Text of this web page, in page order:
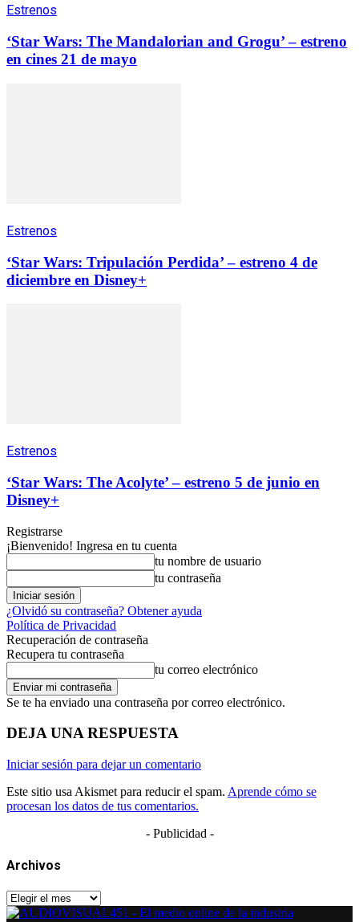
Estrenos
‘Star Wars: The Mandalorian and Grogu’ – estreno
en cines 21 de mayo
Estrenos
‘Star Wars: Tripulación Perdida’ – estreno 4 de
diciembre en Disney+
Estrenos
‘Star Wars: The Acolyte’ – estreno 5 de junio en
Disney+
Registrarse
¡Bienvenido! Ingresa en tu cuenta
tu nombre de usuario
tu contraseña
¿Olvidó su contraseña? Obtener ayuda
Política de Privacidad
Recuperación de contraseña
Recupera tu contraseña
tu correo electrónico
Se te ha enviado una contraseña por correo electrónico.
DEJA UNA RESPUESTA
Iniciar sesión para dejar un comentario
Este sitio usa Akismet para reducir el spam. Aprende cómo se
procesan los datos de tus comentarios.
- Publicidad -
Archivos
Archivos